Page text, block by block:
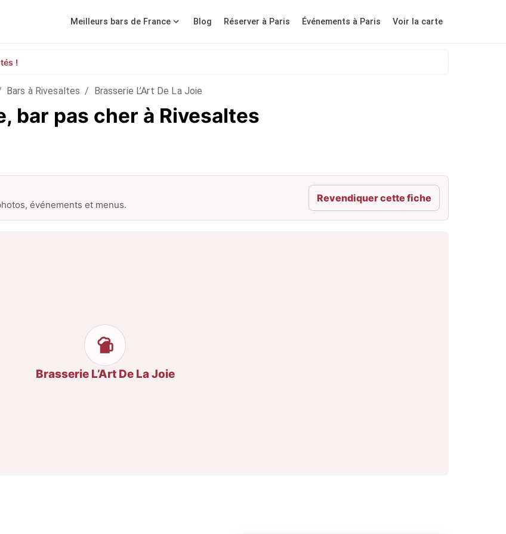
Meilleurs bars de France Blog Réserver à Paris Événements à Paris Voir la carte
!
Bars à Rivesaltes / Brasserie L’Art De La Joie
bar pas cher à Rivesaltes
événements et menus.
Revendiquer cette fiche
Brasserie L’Art De La Joie